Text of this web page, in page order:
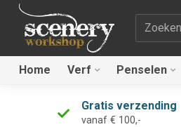
Zoekterm
Home Verf Penselen
Gratis verzending
vanaf € 100,-